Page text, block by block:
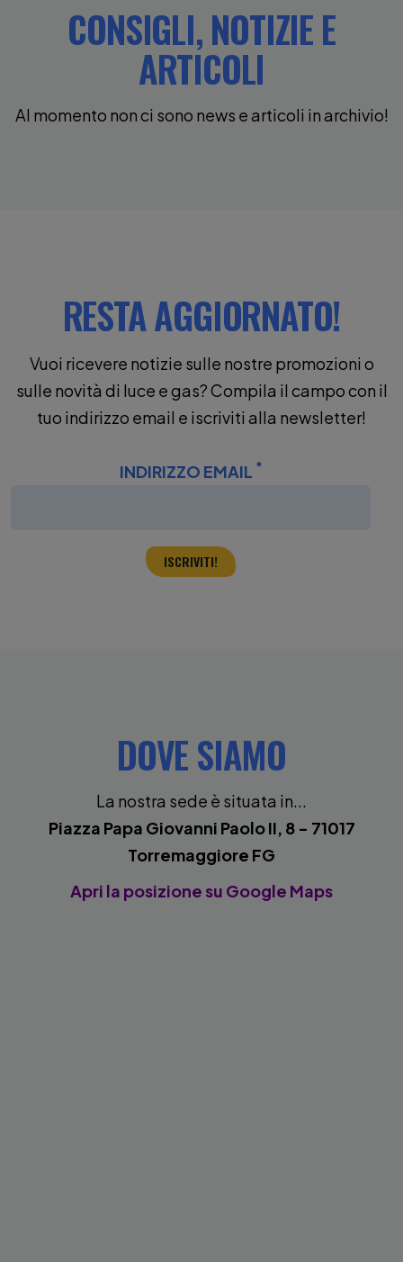
CONSIGLI, NOTIZIE E
ARTICOLI
Al momento non ci sono news e articoli in archivio!
RESTA AGGIORNATO!
Vuoi ricevere notizie sulle nostre promozioni o
sulle novità di luce e gas?Compila il campo con il
tuo indirizzo email e iscriviti alla newsletter!
INDIRIZZO EMAIL *(CAMPO
ISCRIVITI!
DOVE SIAMO
La nostra sede è situata in...
Piazza Papa Giovanni Paolo II, 8 - 71017
Torremaggiore FG
Apri la posizione su Google Maps